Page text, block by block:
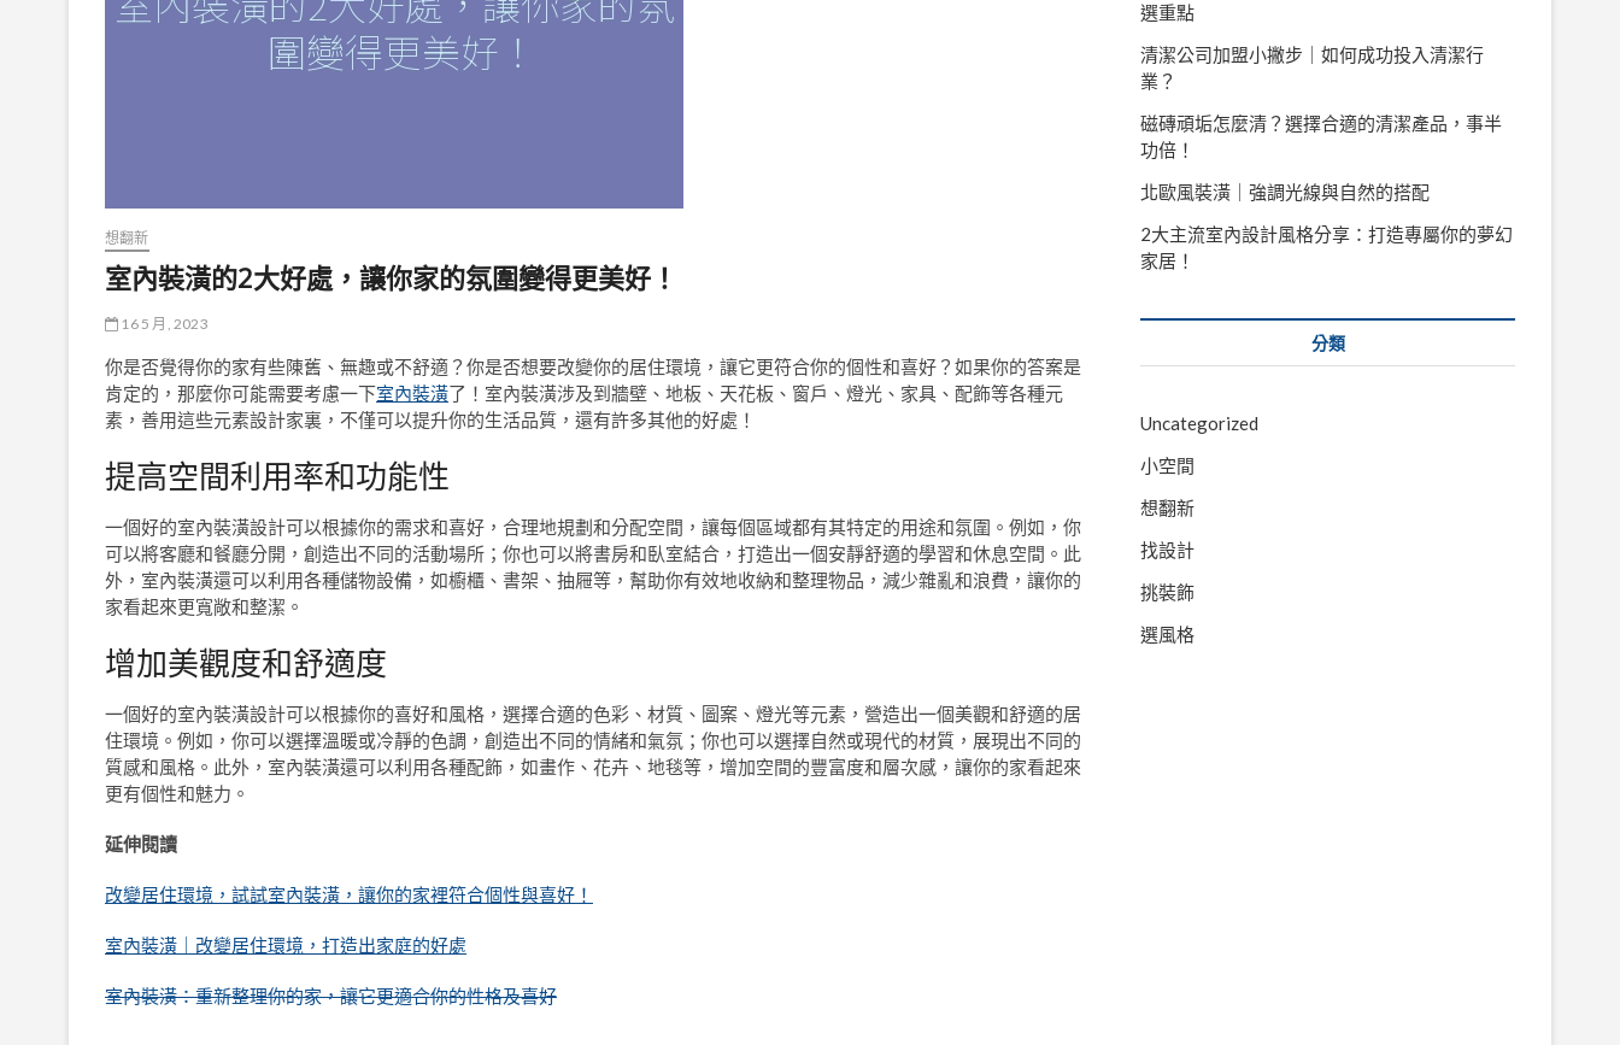
想翻新
室內裝潢的2大好處，讓你家的氛圍變得更美好！
16 5 月, 2023
你是否覺得你的家有些陳舊、無趣或不舒適？你是否想要改變你的居住環境，讓它更符合你的個性和喜好？如果你的答案是
肯定的，那麼你可能需要考慮一下室內裝潢了！室內裝潢涉及到牆壁、地板、天花板、窗戶、燈光、家具、配飾等各種元
素，善用這些元素設計家裏，不僅可以提升你的生活品質，還有許多其他的好處！
提高空間利用率和功能性
一個好的室內裝潢設計可以根據你的需求和喜好，合理地規劃和分配空間，讓每個區域都有其特定的用途和氛圍。例如，你
可以將客廳和餐廳分開，創造出不同的活動場所；你也可以將書房和臥室結合，打造出一個安靜舒適的學習和休息空間。此
外，室內裝潢還可以利用各種儲物設備，如櫥櫃、書架、抽屜等，幫助你有效地收納和整理物品，減少雜亂和浪費，讓你的
家看起來更寬敞和整潔。
增加美觀度和舒適度
一個好的室內裝潢設計可以根據你的喜好和風格，選擇合適的色彩、材質、圖案、燈光等元素，營造出一個美觀和舒適的居
住環境。例如，你可以選擇溫暖或冷靜的色調，創造出不同的情緒和氣氛；你也可以選擇自然或現代的材質，展現出不同的
質感和風格。此外，室內裝潢還可以利用各種配飾，如畫作、花卉、地毯等，增加空間的豐富度和層次感，讓你的家看起來
更有個性和魅力。
延伸閱讀
改變居住環境，試試室內裝潢，讓你的家裡符合個性與喜好！
室內裝潢｜改變居住環境，打造出家庭的好處
室內裝潢：重新整理你的家，讓它更適合你的性格及喜好
選重點
清潔公司加盟小撇步｜如何成功投入清潔行
業？
磁磚頑垢怎麼清？選擇合適的清潔產品，事半
功倍！
北歐風裝潢｜強調光線與自然的搭配
2大主流室內設計風格分享：打造專屬你的夢幻
家居！
分類
Uncategorized
小空間
想翻新
找設計
挑裝飾
選風格